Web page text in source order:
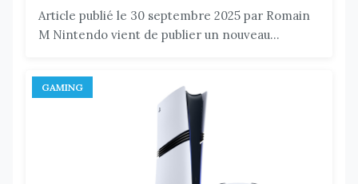
Article publié le 30 septembre 2025 par Romain
M Nintendo vient de publier un nouveau...
GAMING